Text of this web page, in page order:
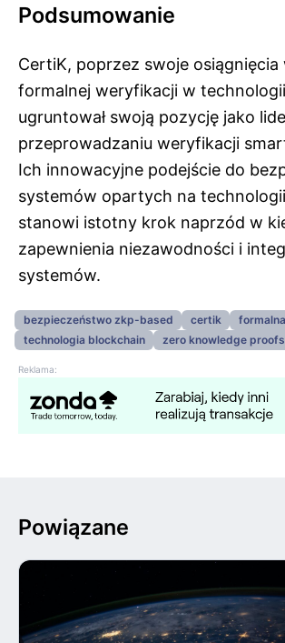
Podsumowanie
CertiK, poprzez swoje osiągnięcia
formalnej weryfikacji w
ugruntował swoją pozycję jako
przeprowadzaniu weryfikacji
Ich innowacyjne podejście do
systemów opartych na
stanowi istotny krok naprzód w
zapewnienia niezawodności i
systemów.
bezpieczeństwo zkp-based certik
technologia blockchain
zero knowledge proofs
Reklama:
Powiązane